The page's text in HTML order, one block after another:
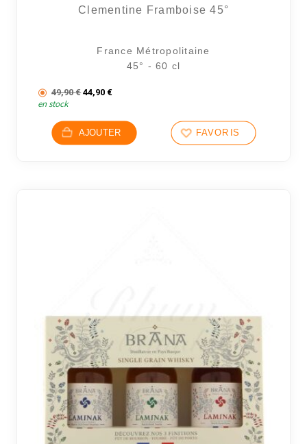
Clementine Framboise 45°
France Métropolitaine
45° - 60 cl
49,90€Le prix initial était : 49,90 €.
44,90 €Le prix actuel est : 44,90 €.
en stock
AJOUTER FAVORIS